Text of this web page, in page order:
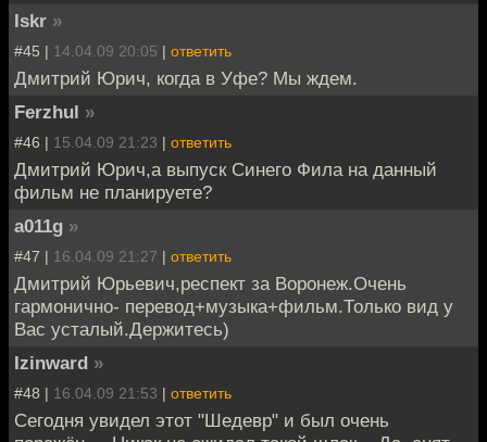
Iskr »
#45 | 14.04.09 20:05 | ответить
Дмитрий Юрич, когда в Уфе? Мы ждем.
Ferzhul »
#46 | 15.04.09 21:23 | ответить
Дмитрий Юрич,а выпуск Синего Фила на данный
фильм не планируете?
a011g »
#47 | 16.04.09 21:27 | ответить
Дмитрий Юрьевич,респект за Воронеж.Очень
гармонично- перевод+музыка+фильм.Только вид у
Вас усталый.Держитесь)
Izinward »
#48 | 16.04.09 21:53 | ответить
Сегодня увидел этот "Шедевр" и был очень